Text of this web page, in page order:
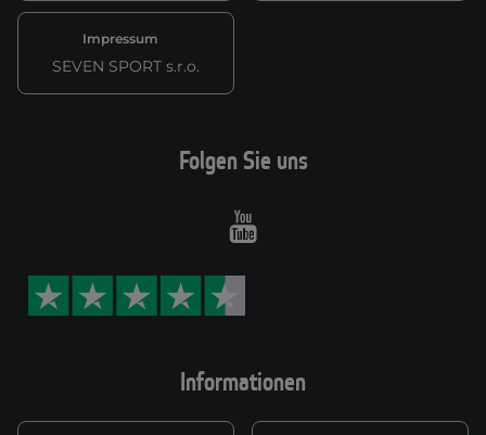
Impressum
SEVEN SPORT s.r.o.
Informationen
Folgen Sie uns
Youtube